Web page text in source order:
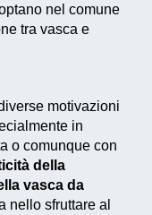
nel comune
tra vasca e
motivazioni
in
o comunque con
della
vasca da
nello sfruttare al